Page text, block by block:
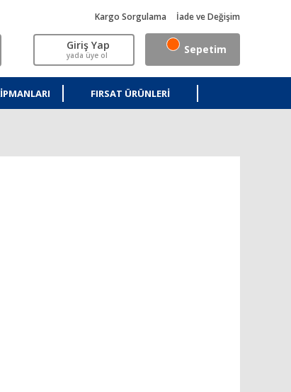
Kargo Sorgulama İade ve Değişim
Giriş Yap
yada üye ol Sepetim
FIRSAT ÜRÜNLERI